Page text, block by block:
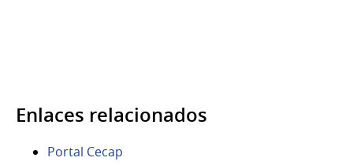
Enlaces relacionados
Portal Cecap